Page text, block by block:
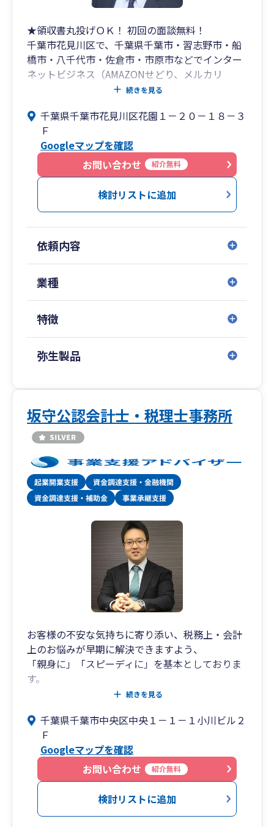
★領収書丸投げＯＫ！ 初回の面談無料！
千葉市花見川区で、千葉県千葉市・習志野市・船
橋市・八千代市・佐倉市・市原市などでインター
ネットビジネス（AMAZONせどり、メルカリ
等）、建設業、製造業、卸売・小売業が強みの公
税理士には守秘義務があります。安心してお問い
合わせください。
続きを見る
千葉県千葉市花見川区花園１－２０－１８－３
Ｆ
Googleマップを確認
お問い合わせ
紹介無料
検討リストに追加
依頼内容
業種
特徴
弥生製品
坂守公認会計士・税理士事務所
お客様の不安な気持ちに寄り添い、税務上・会計
上のお悩みが早期に解決できますよう、
「親身に」「スピーディに」を基本としておりま
す。
る相談だけでなく、経営に関する相談も可能です
（WEB面談対応可能）。
・決算税務申告（法人および個人事業主）
・税務調査対応（法人および個人事業主）
・資金融資（日本政策金融公庫千葉支店と連携）
・独立開業
続きを見る
千葉県千葉市中央区中央１－１－１小川ビル２
Ｆ
Googleマップを確認
お問い合わせ
紹介無料
検討リストに追加